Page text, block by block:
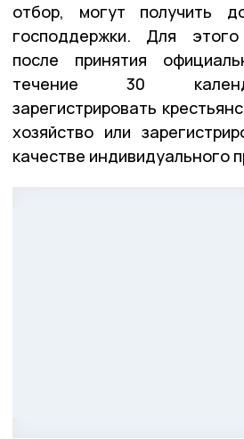
отбор, могут получить
господдержки. Для
после принятия
течение 30
зарегистрировать
хозяйство или
качестве индивидуального